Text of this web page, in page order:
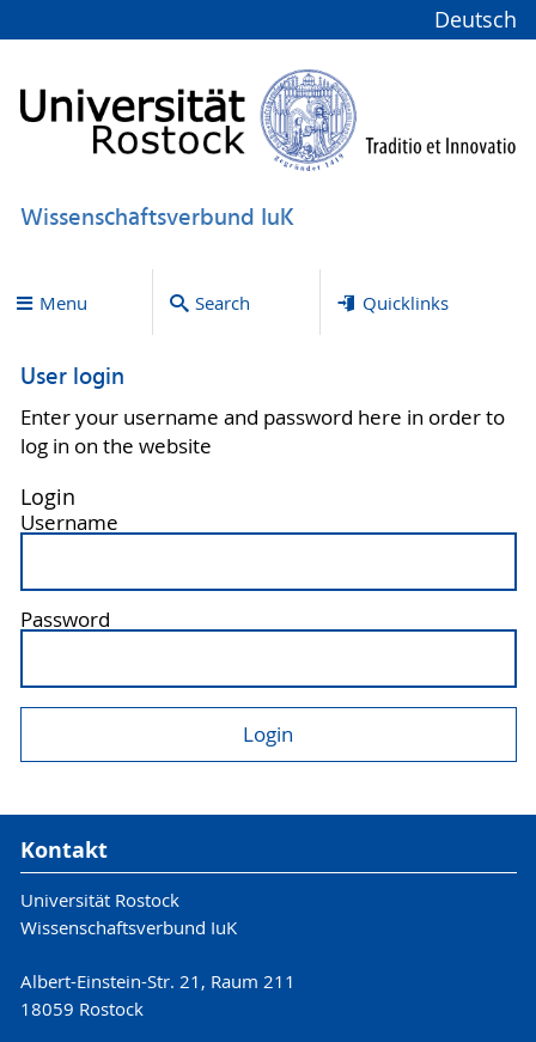
Deutsch
Wissenschaftsverbund IuK
Menu Search Quicklinks
User login
Enter your username and password here in order to
log in on the website
Login
Username
Password
Kontakt
Universität Rostock
Wissenschaftsverbund IuK
Albert-Einstein-Str. 21, Raum 211
18059 Rostock